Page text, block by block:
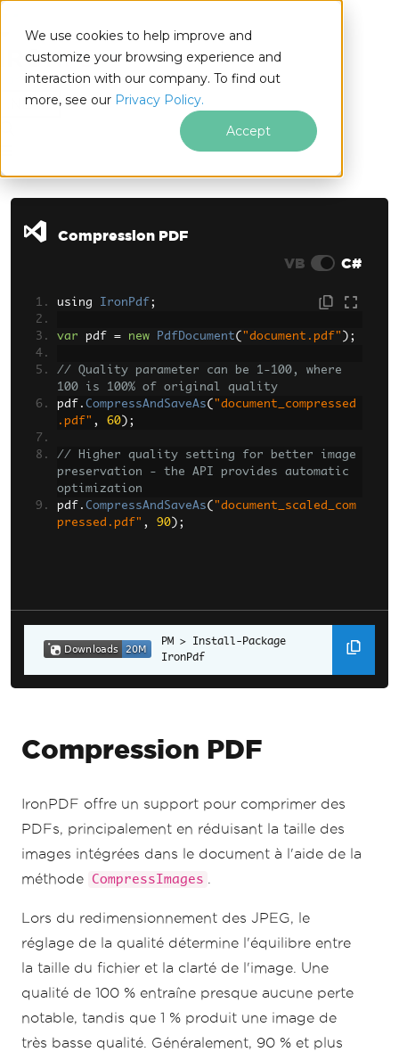
We use cookies to help improve and
customize your browsing experience and
interaction with our company. To find out
more, see our Privacy Policy.
Accept
.NET
Passer au contenu du pied de page
Compression PDF
VB
C#
using IronPdf ;
var pdf = new PdfDocument( "document.pdf" );
// Quality parameter can be 1-100, where
100 is 100% of original quality
pdf . CompressAndSaveAs( "document_compressed
.pdf" , 60 );
// Higher quality setting for better image
preservation - the API provides automatic
optimization
pdf . CompressAndSaveAs( "document_scaled_com
pressed.pdf" , 90 );
Install-Package
IronPdf
Compression PDF
IronPDF offre un support pour comprimer des
PDFs, principalement en réduisant la taille des
images intégrées dans le document à l'aide de la
méthode CompressImages
Lors du redimensionnement des JPEG, le
réglage de la qualité détermine l'équilibre entre
la taille du fichier et la clarté de l'image. Une
qualité de 100 % entraîne presque aucune perte
notable, tandis que 1 % produit une image de
très basse qualité. Généralement, 90 % et plus